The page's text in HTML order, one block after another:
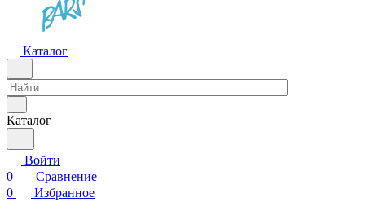
Каталог
Каталог
Войти
0
Сравнение
0
Избранное